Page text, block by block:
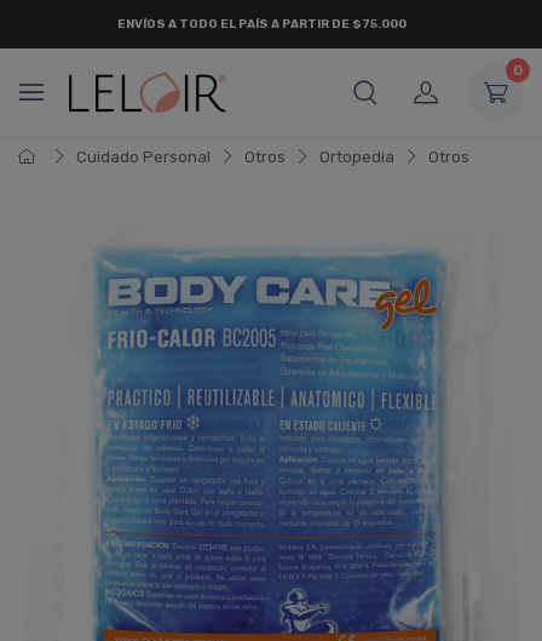
ENVÍOS A TODO EL PAÍS A PARTIR DE $75.000
0
Cuidado Personal Otros Ortopedia Otros